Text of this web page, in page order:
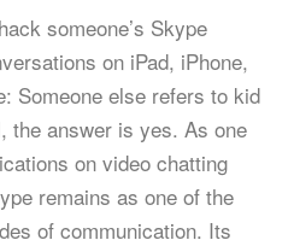
someone’s Skype
on iPad, iPhone,
Someone else refers to kid
the answer is yes. As one
on video chatting
remains as one of the
of communication. Its